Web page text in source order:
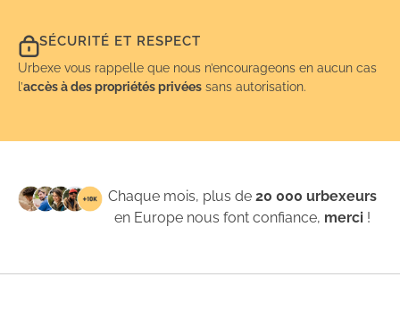
SÉCURITÉ ET RESPECT
Urbexe vous rappelle que nous n’encourageons en aucun cas
l’accès à des propriétés privées sans autorisation.
Chaque mois, plus de20 000 urbexeurs
en Europe nous font confiance, merci !